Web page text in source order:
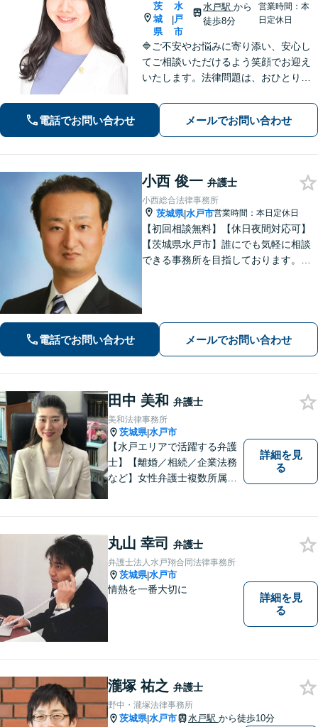
茨
城
県
|
水
戸
市
水戸駅から
徒歩8分
営業時間：本
日定休日
🔷ご不安やお悩みに寄り添い、安心し
てご相談いただけるよう笑顔でお迎え
いたします。法律問題は、おひとりで
だき、まずは弁護士へご相談くださ
い。🔷遺産相続問題・離婚問題・男女
トラブル・交通事故・企業法務等幅広
く対応可能
電話でお問い合わせ メールでお問い合わせ
小西 俊一 弁護士
小西総合法律事務所
茨城県|水戸市営業時間：本日定休日
【初回相談無料】【休日夜間対応可】
【茨城県水戸市】誰にでも気軽に相談
できる事務所を目指しております。依
にご相談ください。
電話でお問い合わせ メールでお問い合わせ
田中 美和 弁護士
美和法律事務所
茨城県|水戸市
【水戸エリアで活躍する弁護
士】【離婚／相続／企業法務
など】女性弁護士複数所属／
いたします。お困りごとがあ
ればお気軽にご相談くださ
い。
詳細を見
る
丸山 幸司 弁護士
弁護士法人水戸翔合同法律事務所
茨城県|水戸市
情熱を一番大切に
詳細を見
る
瀧塚 祐之 弁護士
野中・瀧塚法律事務所
茨城県|水戸市 水戸駅 から徒歩10分